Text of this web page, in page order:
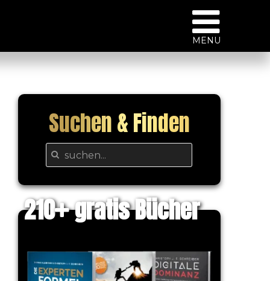
MENU
Suchen & Finden
210 gratis Bücher